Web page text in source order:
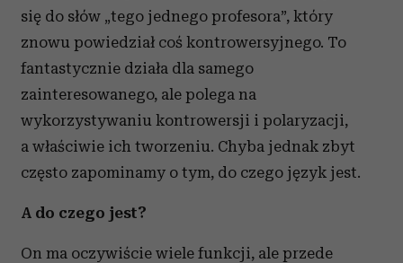
się do słów „tego jednego profesora”, który
znowu powiedział coś kontrowersyjnego. To
fantastycznie działa dla samego
zainteresowanego, ale polega na
wykorzystywaniu kontrowersji i polaryzacji,
a właściwie ich tworzeniu. Chyba jednak zbyt
często zapominamy o tym, do czego język jest.
A do czego jest?
On ma oczywiście wiele funkcji, ale przede